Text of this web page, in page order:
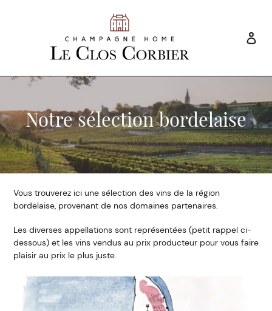
C
o
l
l
e
c
t
i
o
Notre sélection bordelaise
Vous trouverez ici une sélection des vins de la région
bordelaise, provenant de nos domaines partenaires.
Les diverses appellations sont représentées (petit rappel ci-
dessous) et les vins vendus au prix producteur pour vous faire
plaisir au prix le plus juste.